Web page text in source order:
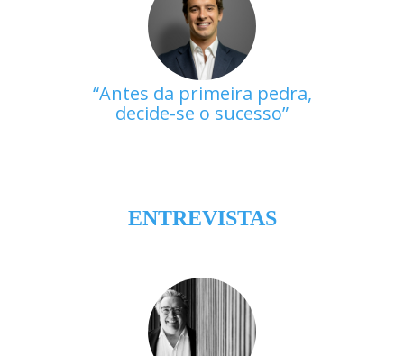
Antes da primeira pedra,
decide-se o sucesso
ENTREVISTAS